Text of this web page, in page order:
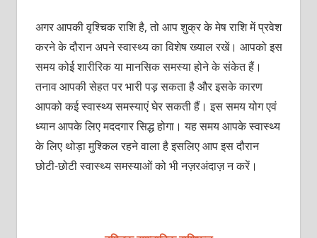
अगर आपकी वृश्चिक राशि है, तो आप शुक्र के मेष राशि में प्रवेश
करने के दौरान अपने स्‍वास्‍थ्‍य का विशेष ख्‍याल रखें। आपको इस
समय कोई शारीरिक या मानसिक समस्‍या होने के संकेत हैं।
तनाव आपकी सेहत पर भारी पड़ सकता है और इसके कारण
आपको कई स्‍वास्‍थ्‍य समस्‍याएं घेर सकती हैं। इस समय योग एवं
ध्‍यान आपके लिए मददगार सिद्ध होगा। यह समय आपके स्‍वास्‍थ्‍य
के लिए थोड़ा मुश्किल रहने वाला है इसलिए आप इस दौरान
छोटी-छोटी स्‍वास्‍थ्‍य समस्‍याओं को भी नज़रअंदाज़ न करें।